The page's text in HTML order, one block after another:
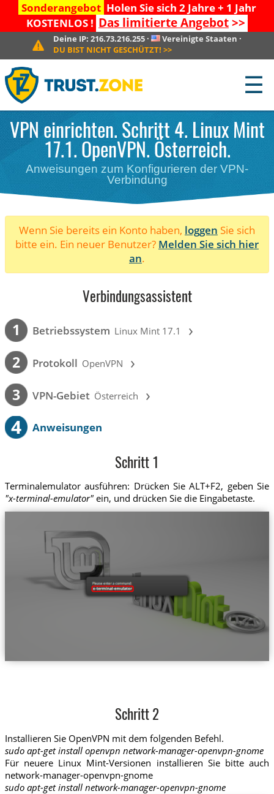
Sonderangebot Holen Sie sich 2 Jahre + 1 Jahr
KOSTENLOS ! Das limitierte Angebot>>
Deine IP: 216.73.216.255· Vereinigte Staaten ·
DU BIST NICHT GESCHÜTZT! >>
☰
VPN einrichten. Schritt 4. Linux Mint
17.1. OpenVPN. Österreich.
Anweisungen zum Konfigurieren der VPN-
Verbindung
Wenn Sie bereits ein Konto haben, loggen Sie sich
bitte ein. Ein neuer Benutzer? Melden Sie sich hier
an.
Verbindungsassistent
1 Betriebssystem Linux Mint 17.1 ›
2 Protokoll OpenVPN ›
3 VPN-Gebiet Österreich ›
4 Anweisungen
Schritt 1
Terminalemulator ausführen: Drücken Sie ALT+F2, geben Sie
"x-terminal-emulator"ein, und drücken Sie die Eingabetaste.
Schritt 2
Installieren Sie OpenVPN mit dem folgenden Befehl.
sudo apt-get install openvpn network-manager-openvpn-gnome
Für neuere Linux Mint-Versionen installieren Sie bitte auch
network-manager-openvpn-gnome
sudo apt-get install network-manager-openvpn-gnome